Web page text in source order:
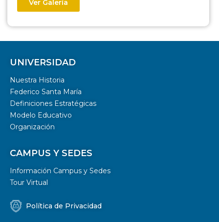
Ver Galería
UNIVERSIDAD
Nuestra Historia
Federico Santa María
Definiciones Estratégicas
Modelo Educativo
Organización
CAMPUS Y SEDES
Información Campus y Sedes
Tour Virtual
Política de Privacidad